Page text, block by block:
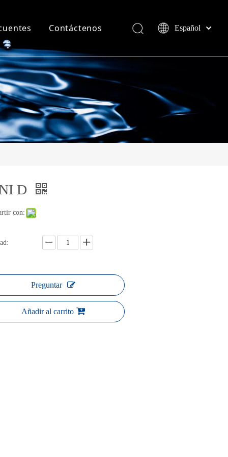
Contáctenos
Español
العربية
D
con:
Preguntar
Añadir al carrito